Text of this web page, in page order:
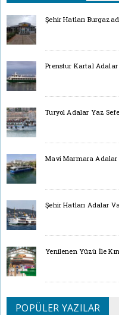
Şehir Hatları
Prenstur Kartal Adalar
Turyol Adalar Yaz
Mavi Marmara Adalar
Şehir Hatları Adalar
Yenilenen Yüzü İle
POPÜLER YAZILAR